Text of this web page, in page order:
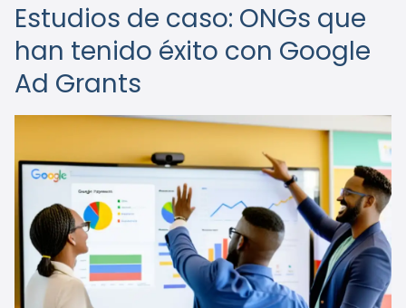
Estudios de caso: ONGs que
han tenido éxito con Google
Ad Grants